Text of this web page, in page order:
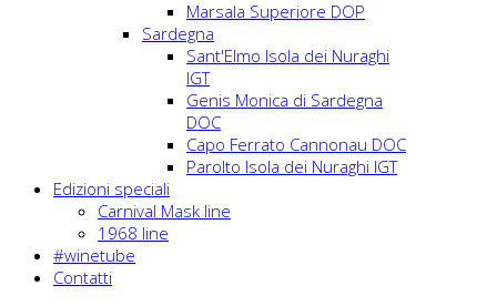
Marsala Superiore DOP
Sardegna
Sant'Elmo Isola dei Nuraghi
IGT
Genis Monica di Sardegna
DOC
Capo Ferrato Cannonau DOC
Parolto Isola dei Nuraghi IGT
Edizioni speciali
Carnival Mask line
1968 line
#winetube
Contatti